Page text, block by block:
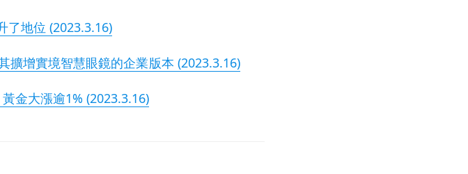
了地位 (2023.3.16)
擴增實境智慧眼鏡的企業版本 (2023.3.16)
金大漲逾1% (2023.3.16)